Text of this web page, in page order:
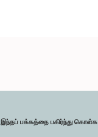
இந்தப் பக்கத்தை பகிர்ந்து கொள்க